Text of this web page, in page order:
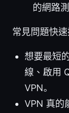
的網路
常見問題快
想要最短
線、啟用
VPN。
VPN 真的